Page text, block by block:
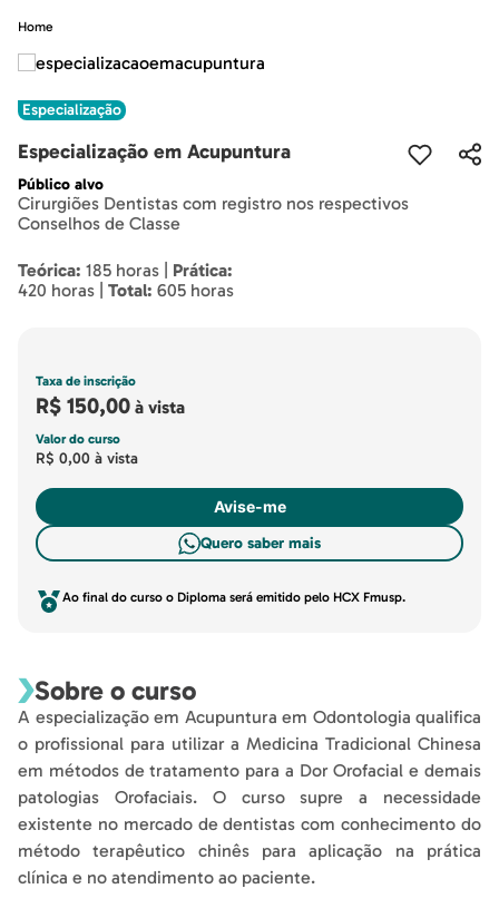
Home
Especialização
Especialização em Acupuntura
Público alvo
Cirurgiões Dentistas com registro nos respectivos
Conselhos de Classe
Teórica: 185 horas | Prática:
420 horas | Total: 605 horas
Taxa de inscrição
R$ 150,00 à vista
Valor do curso
R$ 0,00 à vista
Avise-me
Quero saber mais
Ao final do curso o Diploma será emitido pelo HCX Fmusp.
Sobre o curso
A especialização em Acupuntura em Odontologia qualifica
o profissional para utilizar a Medicina Tradicional Chinesa
em métodos de tratamento para a Dor Orofacial e demais
patologias Orofaciais. O curso supre a necessidade
existente no mercado de dentistas com conhecimento do
método terapêutico chinês para aplicação na prática
clínica e no atendimento ao paciente.